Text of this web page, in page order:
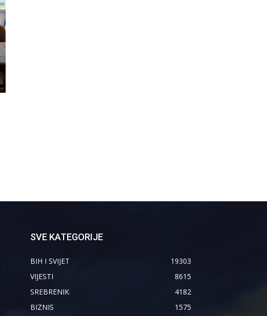
SVE KATEGORIJE
BIH I SVIJET
19303
VIJESTI
8615
SREBRENIK
4182
BIZNIS
1575